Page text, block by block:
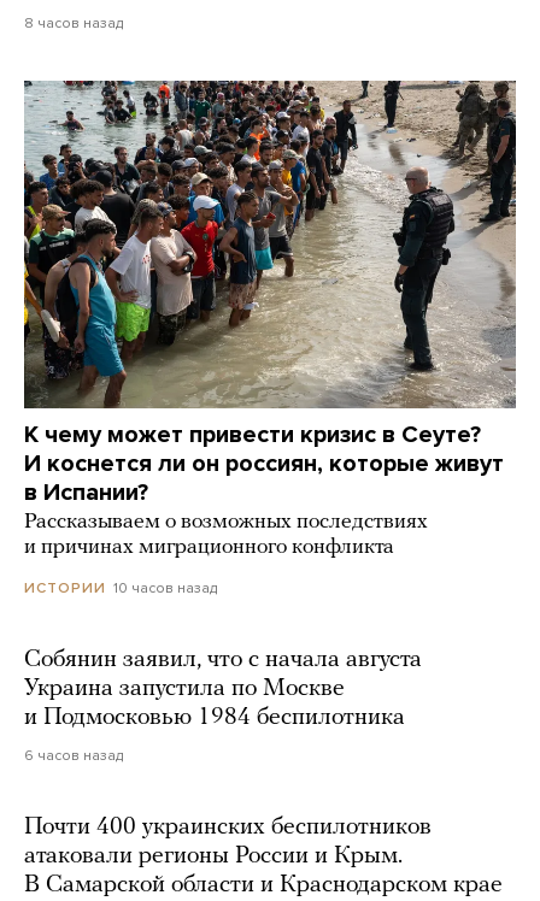
8 часов назад
К чему может привести кризис в Сеуте?
И коснется ли он россиян, которые живут
в Испании?
Рассказываем о возможных последствиях
и причинах миграционного конфликта
ИСТОРИИ 10 часов назад
Собянин заявил, что с начала августа
Украина запустила по Москве
и Подмосковью 1984 беспилотника
6 часов назад
Почти 400 украинских беспилотников
атаковали регионы России и Крым.
В Самарской области и Краснодарском крае